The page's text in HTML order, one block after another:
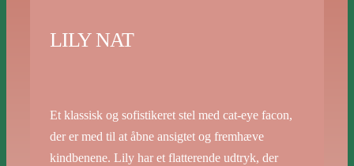
LILY NAT
Et klassisk og sofistikeret stel med cat-eye facon,
der er med til at åbne ansigtet og fremhæve
kindbenene. Lily har et flatterende udtryk, der